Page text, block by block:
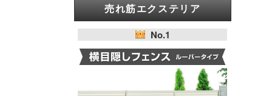
売れ筋エクステリア
No.1